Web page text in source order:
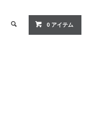
0 アイテム